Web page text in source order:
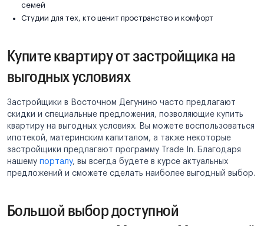
семей
Студии для тех, кто ценит пространство и комфорт
Купите квартиру от застройщика на
выгодных условиях
Застройщики в Восточном Дегунино часто предлагают
скидки и специальные предложения, позволяющие купить
квартиру на выгодных условиях. Вы можете воспользоваться
ипотекой, материнским капиталом, а также некоторые
застройщики предлагают программу Trade In. Благодаря
нашему порталу, вы всегда будете в курсе актуальных
предложений и сможете сделать наиболее выгодный выбор.
Большой выбор доступной